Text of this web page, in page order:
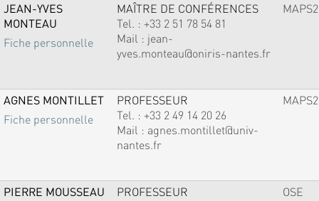
JEAN-YVES
MONTEAU
Fiche personnelle
MAÎTRE DE CONFÉRENCES
Tel. : +33 2 51 78 54 81
Mail : jean-
yves.monteau@oniris-nantes.fr
MAPS2
AGNES MONTILLET
Fiche personnelle
PROFESSEUR
Tel. : +33 2 49 14 20 26
Mail : agnes.montillet@univ-
nantes.fr
MAPS2
PIERRE MOUSSEAU
PROFESSEUR
OSE